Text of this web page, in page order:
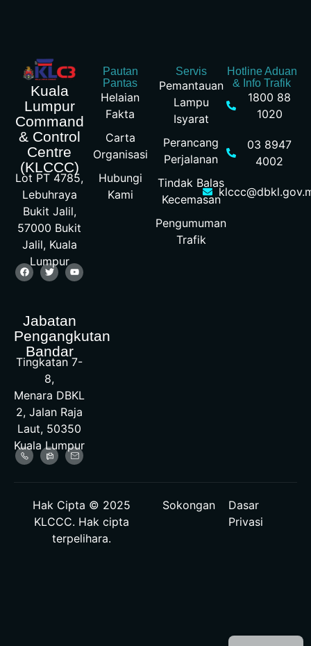
Kuala
Lumpur
Command
& Control
Centre
(KLCCC)
Lot PT 4785,
Lebuhraya
Bukit Jalil,
57000 Bukit
Jalil, Kuala
Lumpur
Jabatan
Pengangkutan
Bandar
Tingkatan 7-
8,
Menara DBKL
2, Jalan Raja
Laut, 50350
Kuala Lumpur
Pautan
Pantas
Helaian
Fakta
Carta
Organisasi
Hubungi
Kami
Servis
Pemantauan
Lampu
Isyarat
Perancang
Perjalanan
Tindak Balas
Kecemasan
Pengumuman
Trafik
Hotline Aduan
& Info Trafik
1800 88
1020
03 8947
4002
Hak Cipta © 2025
KLCCC. Hak cipta
terpelihara.
Sokongan
Dasar
Privasi